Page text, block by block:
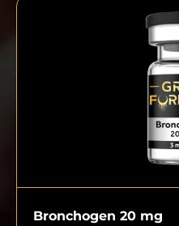
Bronchogen 20 mg